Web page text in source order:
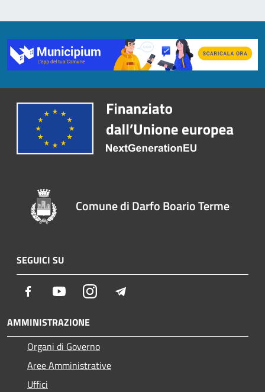
Comune di Darfo Boario Terme
SEGUICI SU
Facebook YoutubeInstagram
AMMINISTRAZIONE
Organi di Governo
Aree Amministrative
Uffici